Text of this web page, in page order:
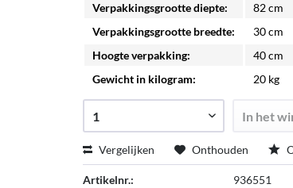
Verpakkingsgrootte diepte:
82 cm
Verpakkingsgrootte breedte:
30 cm
Hoogte verpakking:
40 cm
Gewicht in kilogram:
20 kg
In het
Vergelijken Onthouden
Artikelnr.:
936551